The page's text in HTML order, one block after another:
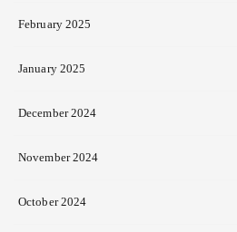
February 2025
January 2025
December 2024
November 2024
October 2024